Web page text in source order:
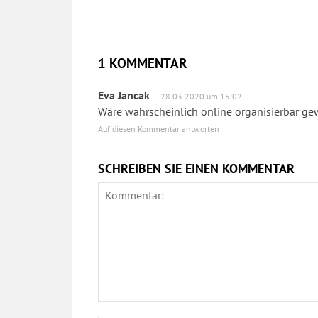
1 KOMMENTAR
Eva Jancak 28.03.2020 um 15:02
Wäre wahrscheinlich online organisierbar
Auf diesen Kommentar antworten
SCHREIBEN SIE EINEN KOMMENTAR